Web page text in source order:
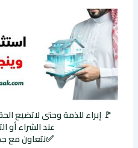
🚩 إبراء للذمة وحتى
عند الشراء أو
✅نتعاون مع